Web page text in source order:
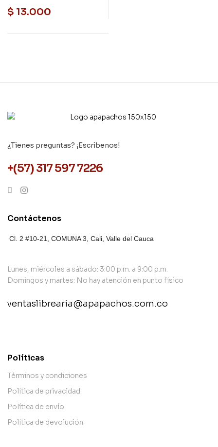
$ 13.000
¿Tienes preguntas? ¡Escribenos!
+(57) 317 597 7226
Contáctenos
Cl. 2 #10-21, COMUNA 3, Cali, Valle del Cauca
Lunes, miércoles a sábado: 3:00 p.m. a 9:00 p.m.
Domingos y martes: No hay atención en punto físico
ventaslibrearia@apapachos.com.co
Políticas
Términos y condiciones
Política de privacidad
Política de envío
Política de devolución